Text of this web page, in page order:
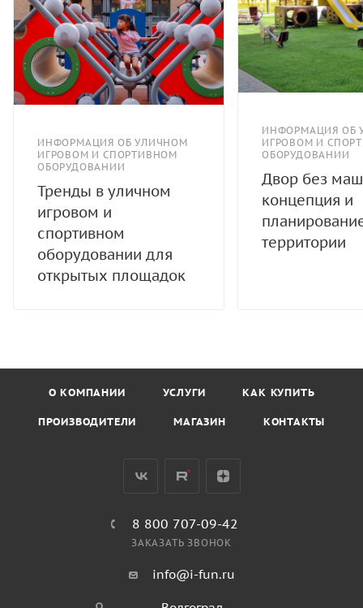
ИНФОРМАЦИЯ ОБ УЛИЧНОМ
ИГРОВОМ И СПОРТИВНОМ
ОБОРУДОВАНИИ
Тренды в уличном
игровом и
спортивном
оборудовании для
открытых площадок
ИНФОРМАЦИЯ ОБ
ИГРОВОМ И
ОБОРУДОВАНИИ
Двор без
концепция и
территории
О КОМПАНИИ УСЛУГИ КАК КУПИТЬ
ПРОИЗВОДИТЕЛИ МАГАЗИН КОНТАКТЫ
8 800 707-09-42
ЗАКАЗАТЬ ЗВОНОК
info@i-fun.ru